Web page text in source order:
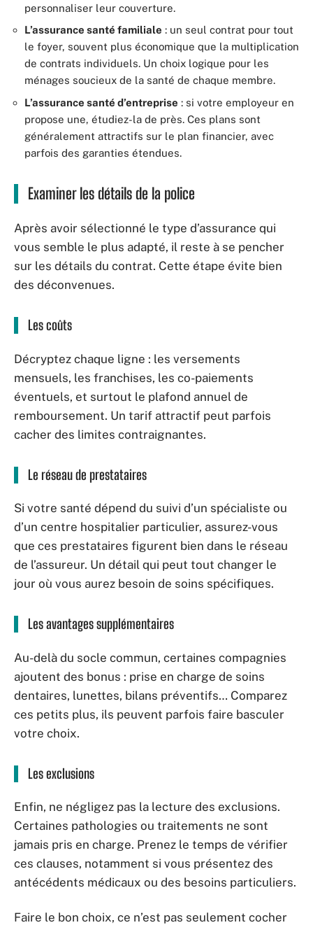
personnaliser leur couverture.
L’assurance santé familiale : un seul contrat pour tout
le foyer, souvent plus économique que la multiplication
de contrats individuels. Un choix logique pour les
ménages soucieux de la santé de chaque membre.
L’assurance santé d’entreprise : si votre employeur en
propose une, étudiez-la de près. Ces plans sont
généralement attractifs sur le plan financier, avec
parfois des garanties étendues.
Examiner les détails de la police
Après avoir sélectionné le type d’assurance qui
vous semble le plus adapté, il reste à se pencher
sur les détails du contrat. Cette étape évite bien
des déconvenues.
Les coûts
Décryptez chaque ligne : les versements
mensuels, les franchises, les co-paiements
éventuels, et surtout le plafond annuel de
remboursement. Un tarif attractif peut parfois
cacher des limites contraignantes.
Le réseau de prestataires
Si votre santé dépend du suivi d’un spécialiste ou
d’un centre hospitalier particulier, assurez-vous
que ces prestataires figurent bien dans le réseau
de l’assureur. Un détail qui peut tout changer le
jour où vous aurez besoin de soins spécifiques.
Les avantages supplémentaires
Au-delà du socle commun, certaines compagnies
ajoutent des bonus : prise en charge de soins
dentaires, lunettes, bilans préventifs… Comparez
ces petits plus, ils peuvent parfois faire basculer
votre choix.
Les exclusions
Enfin, ne négligez pas la lecture des exclusions.
Certaines pathologies ou traitements ne sont
jamais pris en charge. Prenez le temps de vérifier
ces clauses, notamment si vous présentez des
antécédents médicaux ou des besoins particuliers.
Faire le bon choix, ce n’est pas seulement cocher